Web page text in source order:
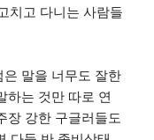
치고 다니는 사람들
말을 너무도 잘한
하는 것만 따로 연
장 강한 구글러들도